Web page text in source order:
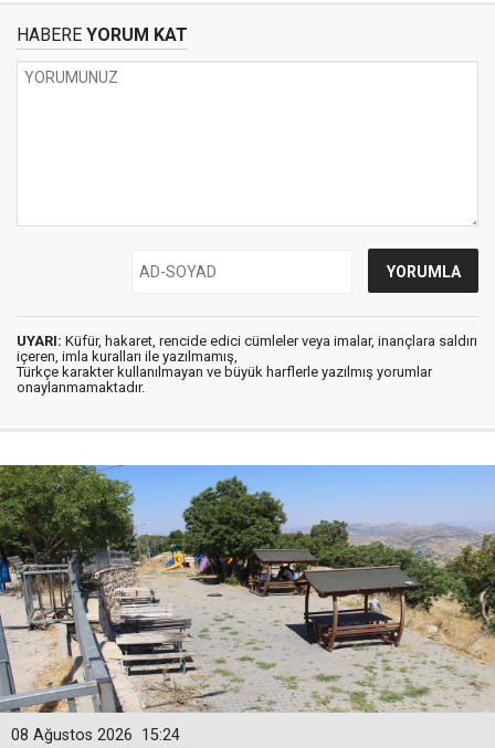
HABERE YORUM KAT
UYARI: Küfür, hakaret, rencide edici cümleler veya imalar, inançlara saldırı
içeren, imla kuralları ile yazılmamış,
Türkçe karakter kullanılmayan ve büyük harflerle yazılmış yorumlar
onaylanmamaktadır.
15:24
08 Ağustos 2026